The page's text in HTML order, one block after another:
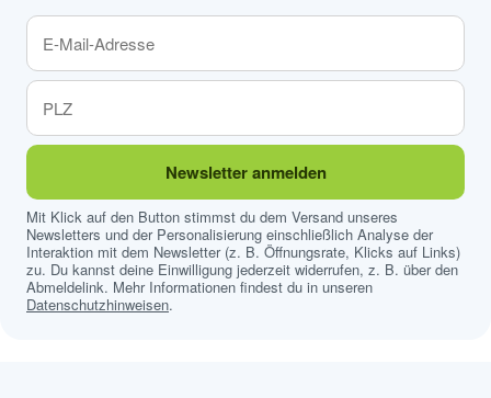
Newsletter anmelden
Mit Klick auf den Button stimmst du dem Versand unseres
Newsletters und der Personalisierung einschließlich Analyse der
Interaktion mit dem Newsletter (z. B. Öffnungsrate, Klicks auf Links)
zu. Du kannst deine Einwilligung jederzeit widerrufen, z. B. über den
Abmeldelink. Mehr Informationen findest du in unseren
Datenschutzhinweisen.